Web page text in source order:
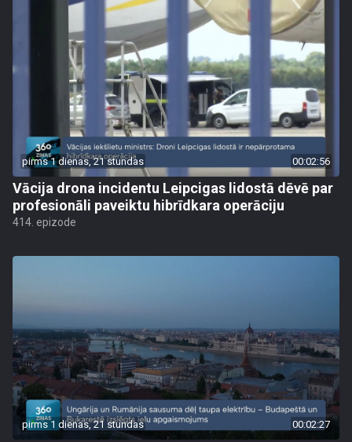
pirms 1 dienas, 21 stundas 00:02:56
Vācija drona incidentu Leipcigas lidostā dēvē par
profesionāli paveiktu hibrīdkara operāciju
414. epizode
pirms 1 dienas, 21 stundas 00:02:27